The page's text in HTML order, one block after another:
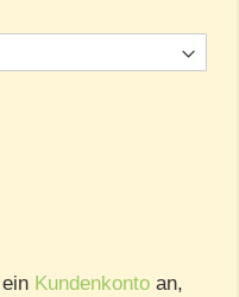
Kundenkonto an,